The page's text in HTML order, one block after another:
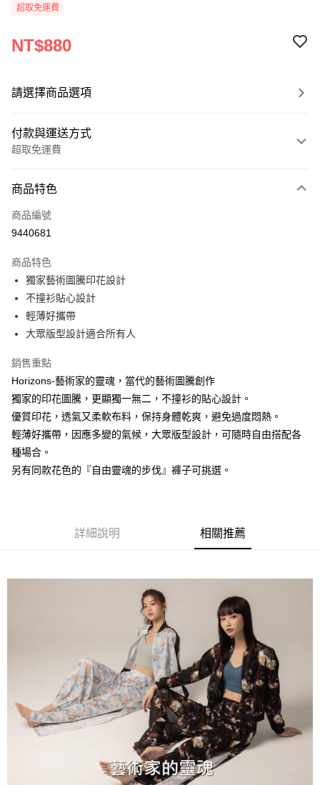
超取免運費
NT$880
請選擇商品選項
付款與運送方式
超取免運費
信用卡一次付款
超商取貨付款
Apple Pay
街口支付
悠遊付
運送方式
全家取貨付款
免運費
付款後全家取貨
免運費
7-11取貨付款
付款後7-11取貨
商品特色
商品編號
9440681
商品特色
獨家藝術圖騰印花設計
不撞衫貼心設計
輕薄好攜帶
大眾版型設計適合所有人
銷售重點
Horizons-藝術家的靈魂，當代的藝術圖騰創作
獨家的印花圖騰，更顯獨一無二，不撞衫的貼心設計。
優質印花，透氣又柔軟布料，保持身體乾爽，避免過度悶熱。
輕薄好攜帶，因應多變的氣候，大眾版型設計，可隨時自由搭配各
種場合。
另有同款花色的『自由靈魂的步伐』褲子可挑選。
詳細說明 相關推薦